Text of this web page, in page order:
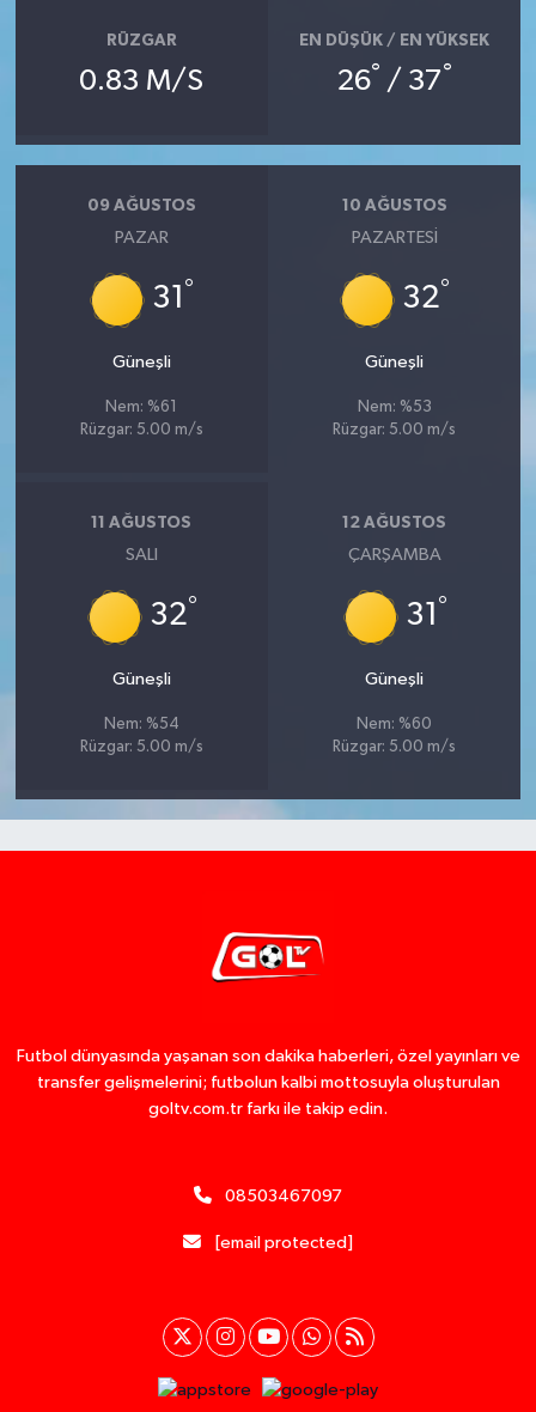
RÜZGAR
0.83 M/S
EN DÜŞÜK / EN YÜKSEK
26° / 37°
09 AĞUSTOS
PAZAR
31 °
Güneşli
Nem: %61
Rüzgar: 5.00 m/s
10 AĞUSTOS
PAZARTESI
32°
Güneşli
Nem: %53
Rüzgar: 5.00 m/s
11 AĞUSTOS
SALI
32°
Güneşli
Nem: %54
Rüzgar: 5.00 m/s
12 AĞUSTOS
ÇARŞAMBA
31 °
Güneşli
Nem: %60
Rüzgar: 5.00 m/s
Futbol dünyasında yaşanan son dakika haberleri, özel yayınları ve
transfer gelişmelerini; futbolun kalbi mottosuyla oluşturulan
goltv.com.tr farkı ile takip edin.
08503467097
[email protected]